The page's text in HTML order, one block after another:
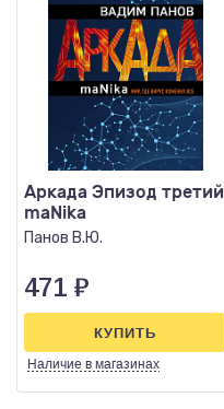
Аркада Эпизод третий
maNika
Панов В.Ю.
471 ₽
Наличие в магазинах
КУПИТЬ